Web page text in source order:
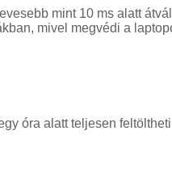
mint 10 ms alatt
mivel megvédi a
óra alatt teljesen